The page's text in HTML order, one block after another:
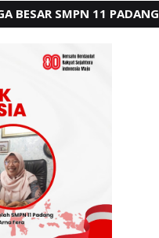
BESAR SMPN 11 PADANG